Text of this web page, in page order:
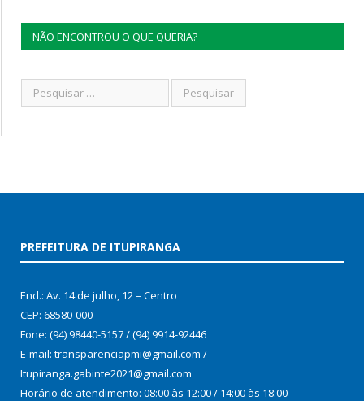
NÃO ENCONTROU O QUE QUERIA?
PREFEITURA DE ITUPIRANGA
End.: Av. 14 de julho, 12 – Centro
CEP: 68580-000
Fone: (94) 98440-5157 / (94) 9914-92446
E-mail: transparenciapmi@gmail.com /
Itupiranga.gabinte2021@gmail.com
Horário de atendimento: 08:00 às 12:00 / 14:00 às 18:00